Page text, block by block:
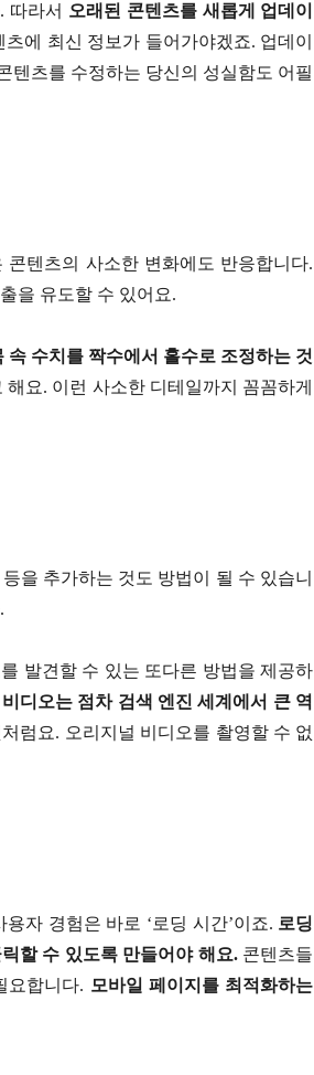
따라서 오래된 콘텐츠를 새롭게 업데이
에 최신 정보가 들어가야겠죠. 업데이
텐츠를 수정하는 당신의 성실함도 어필
텐츠의 사소한 변화에도 반응합니다.
을 유도할 수 있어요.
수치를 짝수에서 홀수로 조정하는 것
요. 이런 사소한 디테일까지 꼼꼼하게
을 추가하는 것도 방법이 될 수 있습니
발견할 수 있는 또다른 방법을 제공하
비디오는 점차 검색 엔진 세계에서 큰 역
럼요. 오리지널 비디오를 촬영할 수 없
자 경험은 바로 ‘로딩 시간’이죠. 로딩
할 수 있도록 만들어야 해요.콘텐츠들
요합니다. 모바일 페이지를 최적화하는